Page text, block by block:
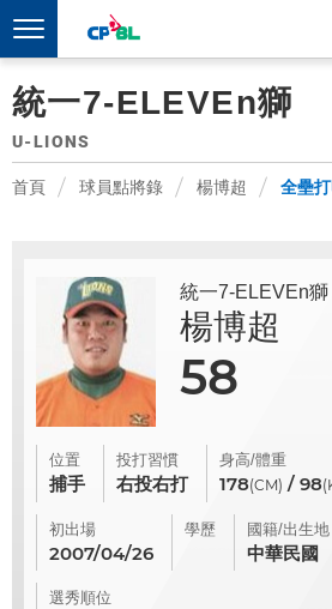
統一7-ELEVEn獅
U-LIONS
首頁 球員點將錄 楊博超 全壘
統一7-ELEVEn獅
楊博超
58
位置
捕手
投打習慣
右投右打
身高/體重
178(CM) / 98
初出場
2007/04/26
學歷 國籍/出生地
中華民國
選秀順位